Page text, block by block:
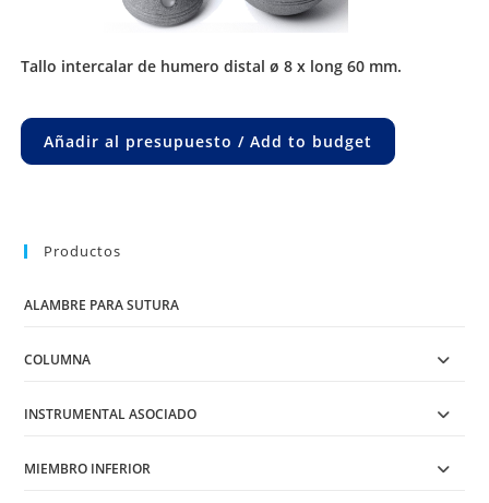
tallo intercalar de humero distal ø 8 x long 60 mm.
Añadir al presupuesto / Add to budget
Productos
ALAMBRE PARA SUTURA
COLUMNA
INSTRUMENTAL ASOCIADO
MIEMBRO INFERIOR